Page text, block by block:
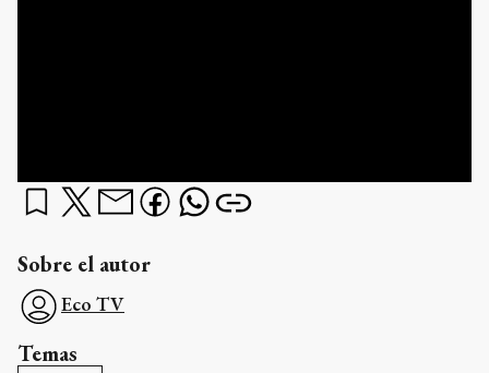
Sobre el autor
Eco TV
Temas